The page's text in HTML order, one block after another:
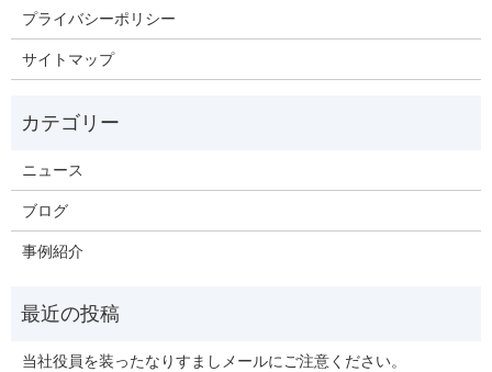
プライバシーポリシー
サイトマップ
ニュース
ブログ
事例紹介
当社役員を装ったなりすましメールにご注意ください。